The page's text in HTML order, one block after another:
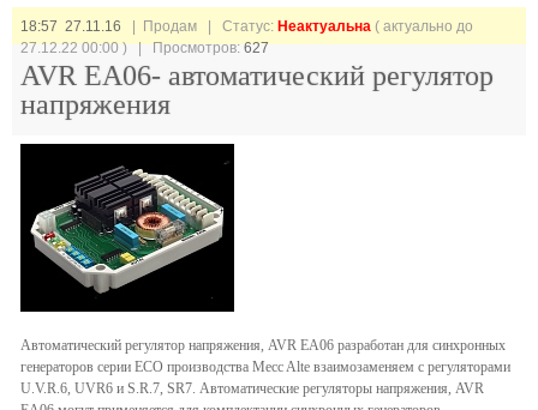
18:57 27.11.16 | Продам | Статус: Неактуальна ( актуально до
27.12.22 00:00 ) | Просмотров:627
AVR ЕА06- автоматический регулятор
напряжения
Автоматический регулятор напряжения, AVR ЕА06 разработан для синхронных
генераторов серии ECO производства Mecc Alte взаимозаменяем с регуляторами
U.V.R.6, UVR6 и S.R.7, SR7. Автоматические регуляторы напряжения, AVR